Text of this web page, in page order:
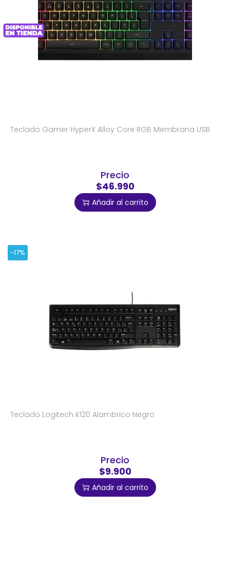
Teclado Gamer HyperX Alloy Core RGB Membrana USB
Precio
$46.990
Añadir al carrito
-17%
Teclado Logitech K120 Alambrico Negro
Precio
$9.900
Añadir al carrito